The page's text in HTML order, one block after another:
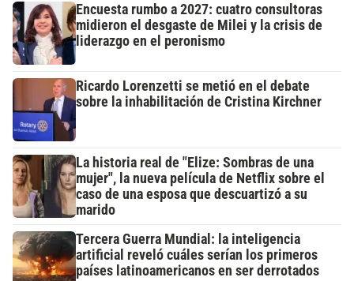
Encuesta rumbo a 2027: cuatro consultoras
midieron el desgaste de Milei y la crisis de
liderazgo en el peronismo
Ricardo Lorenzetti se metió en el debate
sobre la inhabilitación de Cristina Kirchner
La historia real de "Elize: Sombras de una
mujer", la nueva película de Netflix sobre el
caso de una esposa que descuartizó a su
marido
Tercera Guerra Mundial: la inteligencia
artificial reveló cuáles serían los primeros
países latinoamericanos en ser derrotados